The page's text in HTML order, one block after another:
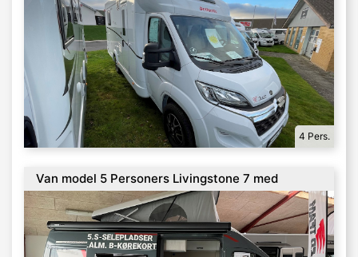
4 Pers.
Van model 5 Personers Livingstone 7 med
Anhængertræk